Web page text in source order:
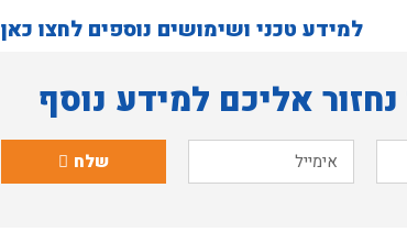
למידע טכני ושימושים נוספים לחצו כאן
אליכם למידע נוסף
שלח